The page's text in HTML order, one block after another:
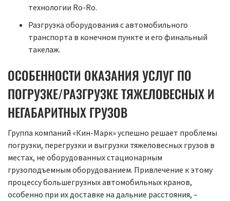
технологии Ro-Ro.
Разгрузка оборудования с автомобильного
транспорта в конечном пункте и его финальный
такелаж.
ОСОБЕННОСТИ ОКАЗАНИЯ УСЛУГ ПО
ПОГРУЗКЕ/РАЗГРУЗКЕ ТЯЖЕЛОВЕСНЫХ И
НЕГАБАРИТНЫХ ГРУЗОВ
Группа компаний «Кин-Марк» успешно решает проблемы
погрузки, перегрузки и выгрузки тяжеловесных грузов в
местах, не оборудованных стационарным
грузоподъемным оборудованием. Привлечение к этому
процессу большегрузных автомобильных кранов,
особенно при их доставке на дальние расстояния, –